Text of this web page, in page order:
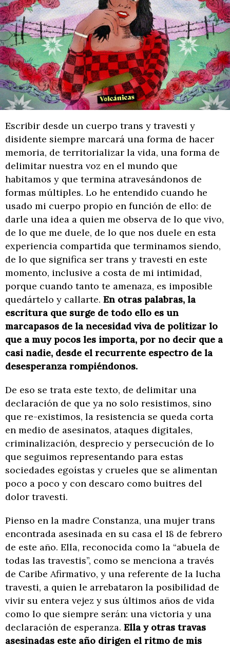
Escribir desde un cuerpo trans y travesti y
disidente siempre marcará una forma de hacer
memoria, de territorializar la vida, una forma de
delimitar nuestra voz en el mundo que
habitamos y que termina atravesándonos de
formas múltiples. Lo he entendido cuando he
usado mi cuerpo propio en función de ello: de
darle una idea a quien me observa de lo que vivo,
de lo que me duele, de lo que nos duele en esta
experiencia compartida que terminamos siendo,
de lo que significa ser trans y travesti en este
momento, inclusive a costa de mi intimidad,
porque cuando tanto te amenaza, es imposible
quedártelo y callarte. En otras palabras, la
escritura que surge de todo ello es un
marcapasos de la necesidad viva de politizar lo
que a muy pocos les importa, por no decir que a
casi nadie, desde el recurrente espectro de la
desesperanza rompiéndonos.
De eso se trata este texto, de delimitar una
declaración de que ya no solo resistimos, sino
que re-existimos, la resistencia se queda corta
en medio de asesinatos, ataques digitales,
criminalización, desprecio y persecución de lo
que seguimos representando para estas
sociedades egoístas y crueles que se alimentan
poco a poco y con descaro como buitres del
dolor travesti.
Pienso en la madre Constanza, una mujer trans
encontrada asesinada en su casa el 18 de febrero
de este año. Ella, reconocida como la “abuela de
todas las travestis”, como se menciona a través
de Caribe Afirmativo, y una referente de la lucha
travesti, a quien le arrebataron la posibilidad de
vivir su entera vejez y sus últimos años de vida
como lo que siempre serán: una victoria y una
declaración de esperanza. Ella y otras travas
asesinadas este año dirigen el ritmo de mis